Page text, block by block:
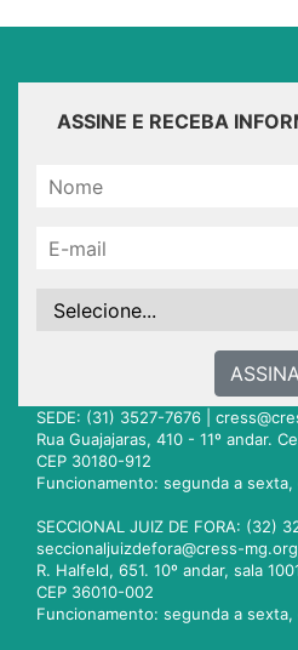
ASSINE E RECEBA
SEDE: (31) 3527-7676 |
Rua Guajajaras, 410 - 11º andar.
CEP 30180-912
Funcionamento: segunda a sexta,
SECCIONAL JUIZ DE FORA: (32)
seccionaljuizdefora@cress-
R. Halfeld, 651. 10º andar, sala
CEP 36010-002
Funcionamento: segunda a sexta,